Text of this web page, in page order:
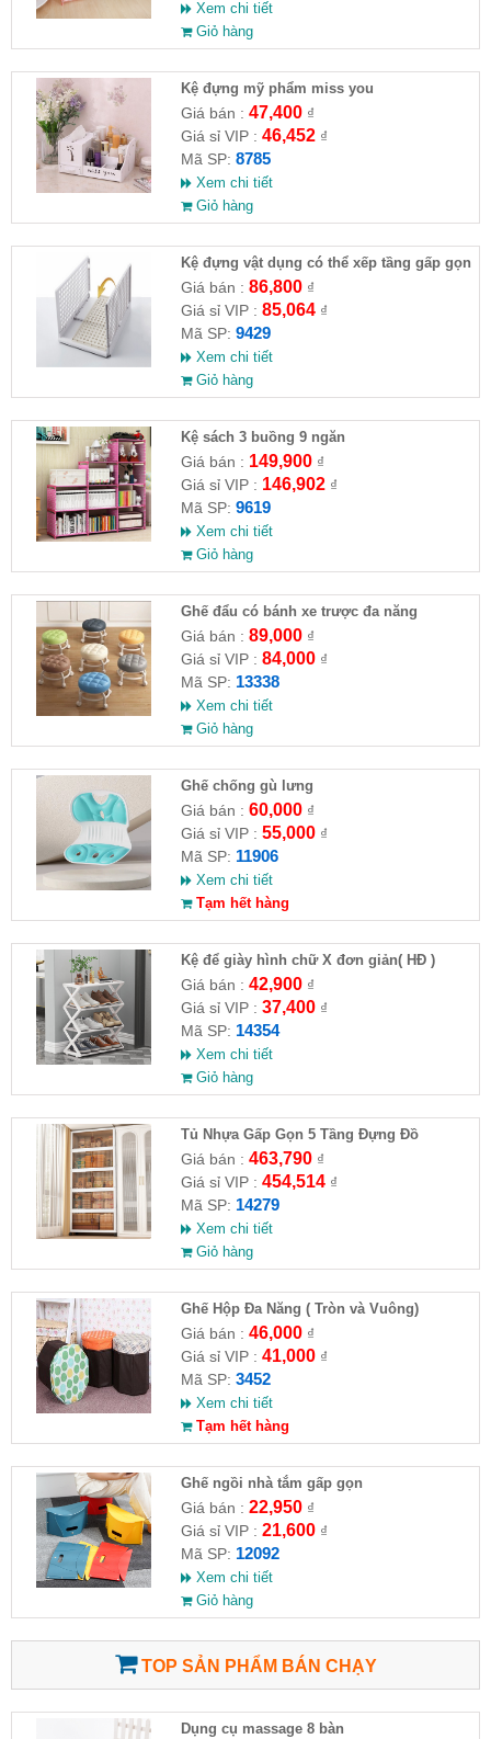
Xem chi tiết
Giỏ hàng
Kệ đựng mỹ phẩm miss you
Giá bán : 47,400₫
Giá sỉ VIP : 46,452₫
Mã SP: 8785
Xem chi tiết
Giỏ hàng
Kệ đựng vật dụng có thể xếp tầng gấp gọn
T2034
Giá bán : 86,800₫
Giá sỉ VIP : 85,064₫
Mã SP: 9429
Xem chi tiết
Giỏ hàng
Kệ sách 3 buồng 9 ngăn
Giá bán : 149,900₫
Giá sỉ VIP : 146,902₫
Mã SP: 9619
Xem chi tiết
Giỏ hàng
Ghế đẩu có bánh xe trược đa năng
Giá bán : 89,000₫
Giá sỉ VIP : 84,000₫
Mã SP: 13338
Xem chi tiết
Giỏ hàng
Ghế chống gù lưng
Giá bán : 60,000₫
Giá sỉ VIP : 55,000₫
Mã SP: 11906
Xem chi tiết
Tạm hết hàng
Kệ để giày hình chữ X đơn giản( HĐ )
Giá bán : 42,900₫
Giá sỉ VIP : 37,400₫
Mã SP: 14354
Xem chi tiết
Giỏ hàng
Tủ Nhựa Gấp Gọn 5 Tầng Đựng Đồ
Giá bán : 463,790₫
Giá sỉ VIP : 454,514₫
Mã SP: 14279
Xem chi tiết
Giỏ hàng
Ghế Hộp Đa Năng ( Tròn và Vuông)
Giá bán : 46,000₫
Giá sỉ VIP : 41,000₫
Mã SP: 3452
Xem chi tiết
Tạm hết hàng
Ghế ngồi nhà tắm gấp gọn
Giá bán : 22,950₫
Giá sỉ VIP : 21,600₫
Mã SP: 12092
Xem chi tiết
Giỏ hàng
TOP SẢN PHẨM BÁN CHẠY
Dụng cụ massage 8 bàn